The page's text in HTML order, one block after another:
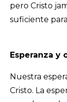
pero Cristo
suficiente
Esperanza y
Nuestra
Cristo. La